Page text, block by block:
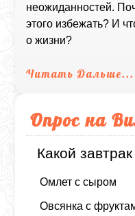
неожиданностей.
этого избежать? И
о жизни?
Читать Дальше...
Опрос на
Какой
Омлет с сыром
Овсянка с